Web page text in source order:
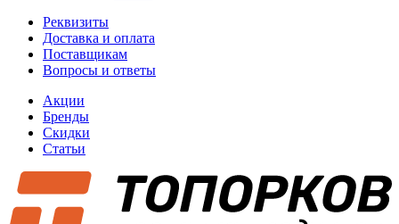
Реквизиты
Доставка и оплата
Поставщикам
Вопросы и ответы
Акции
Бренды
Скидки
Статьи